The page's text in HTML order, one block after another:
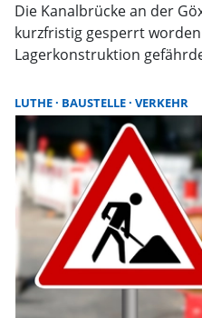
Die Kanalbrücke an der
kurzfristig gesperrt
Lagerkonstruktion
Einschränkungen weiter.
LUTHE BAUSTELLE VERKEHR